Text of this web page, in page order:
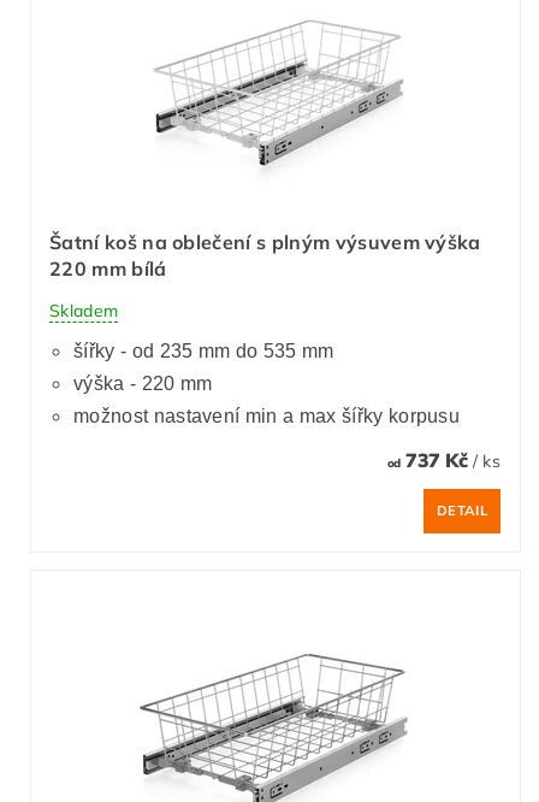
Šatní koš na oblečení s plným výsuvem výška
220 mm bílá
Skladem
šířky - od 235 mm do 535 mm
výška - 220 mm
možnost nastavení min a max šířky korpusu
od737 Kč / ks
DETAIL